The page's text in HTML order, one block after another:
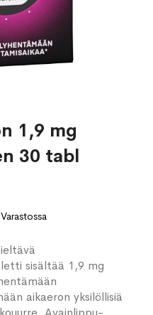
1,9 mg
30 tabl
Varastossa
sisältää 1,9 mg
aikaeron yksilöllisiä